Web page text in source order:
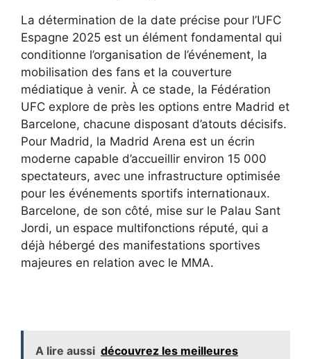
La détermination de la date précise pour l’UFC
Espagne 2025 est un élément fondamental qui
conditionne l’organisation de l’événement, la
mobilisation des fans et la couverture
médiatique à venir. À ce stade, la Fédération
UFC explore de près les options entre Madrid et
Barcelone, chacune disposant d’atouts décisifs.
Pour Madrid, la Madrid Arena est un écrin
moderne capable d’accueillir environ 15 000
spectateurs, avec une infrastructure optimisée
pour les événements sportifs internationaux.
Barcelone, de son côté, mise sur le Palau Sant
Jordi, un espace multifonctions réputé, qui a
déjà hébergé des manifestations sportives
majeures en relation avec le MMA.
A lire aussi découvrez les meilleures